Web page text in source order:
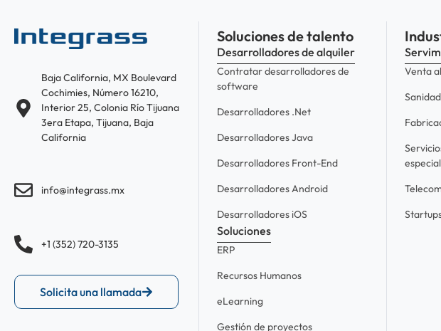
Baja California, MX Boulevard
Cochimies, Número 16210,
Interior 25, Colonia Río Tijuana
3era Etapa, Tijuana, Baja
California
info@integrass.mx
+1 (352) 720-3135
Solicita una llamada
Soluciones de talento
Desarrolladores de alquiler
Contratar desarrolladores de
software
Desarrolladores .Net
Desarrolladores Java
Desarrolladores Front-End
Desarrolladores Android
Desarrolladores iOS
Soluciones
ERP
Recursos Humanos
eLearning
Gestión de proyectos
Venta
Sanidad